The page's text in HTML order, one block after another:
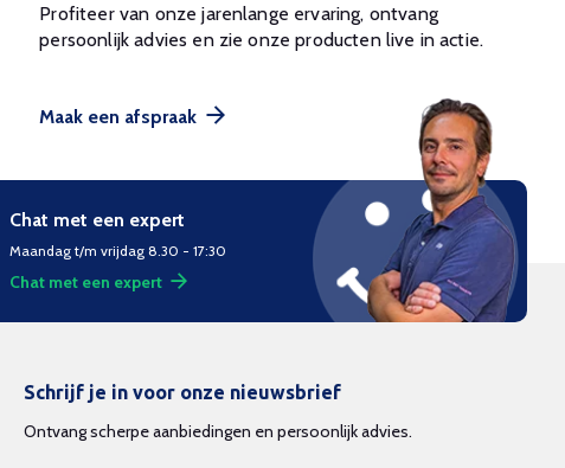
Profiteer van onze jarenlange ervaring, ontvang
persoonlijk advies en zie onze producten live in actie.
Maak een afspraak
Chat met een expert
Maandag t/m vrijdag 8.30 - 17:30
Chat met een expert
Schrijf je in voor onze nieuwsbrief
Ontvang scherpe aanbiedingen en persoonlijk advies.